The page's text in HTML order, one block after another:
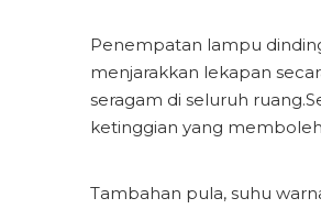
Penempatan lampu
menjarakkan lekapan
seragam di seluruh
ketinggian yang
Tambahan pula, suhu